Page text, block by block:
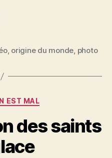
, origine du monde, photo
Catégories
EST MAL
des saints